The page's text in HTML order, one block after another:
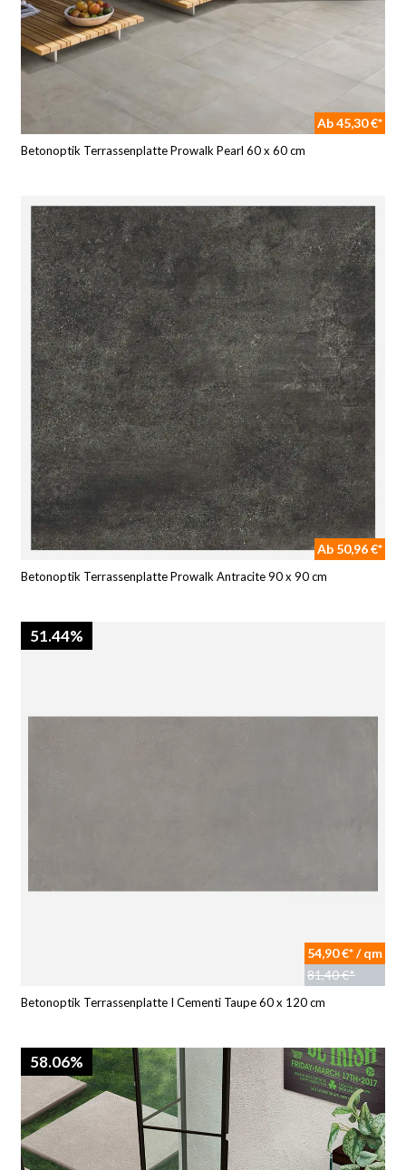
Ab 45,30 €*
Betonoptik Terrassenplatte Prowalk Pearl 60 x 60 cm
Ab 50,96 €*
Betonoptik Terrassenplatte Prowalk Antracite 90 x 90 cm
51.44%
54,90 €* / qm
81,40 €*
Betonoptik Terrassenplatte I Cementi Taupe 60 x 120 cm
58.06%